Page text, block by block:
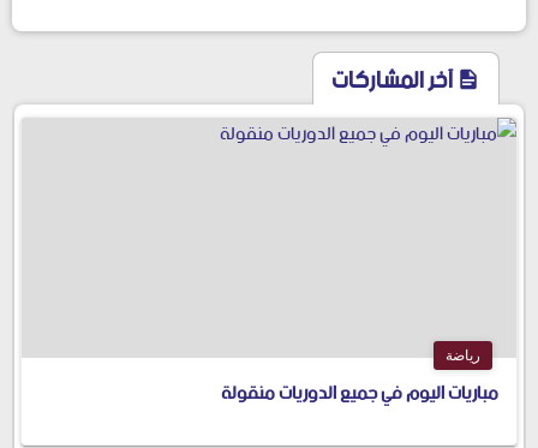
آخر المشاركات
رياضة
مباريات اليوم في جميع الدوريات منقولة